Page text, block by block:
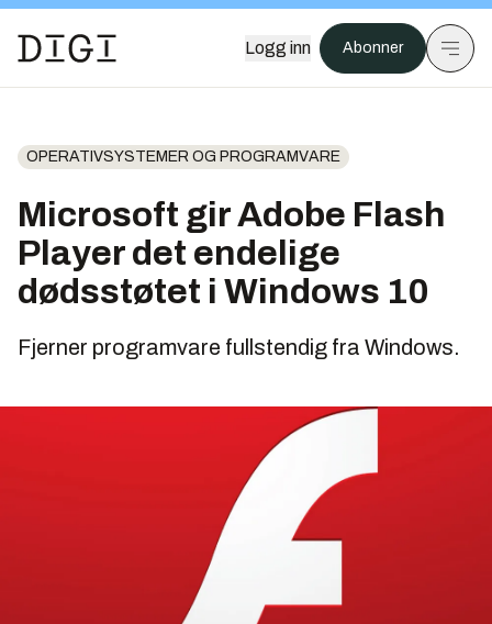
Logg inn Abonner
OPERATIVSYSTEMER OG PROGRAMVARE
Microsoft gir Adobe Flash
Player det endelige
dødsstøtet i Windows 10
Fjerner programvare fullstendig fra Windows.